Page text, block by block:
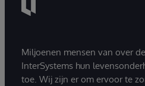
Miljoenen mensen van over
InterSystems hun
toe. Wij zijn er om ervoor te